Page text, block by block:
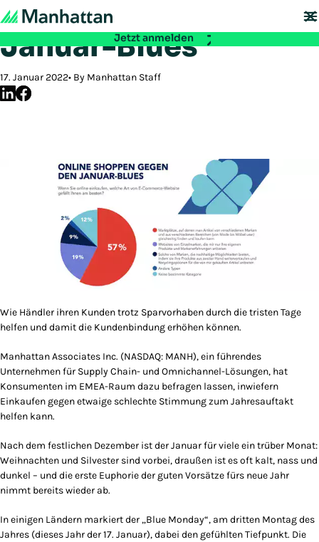
Jetzt anmelden
Shoppen gegen den
Januar-Blues
17. Januar 2022 By Manhattan Staff
Wie Händler ihren Kunden trotz Sparvorhaben durch die tristen Tage
helfen und damit die Kundenbindung erhöhen können.
Manhattan Associates Inc. (NASDAQ: MANH), ein führendes
Unternehmen für Supply Chain- und Omnichannel-Lösungen, hat
Konsumenten im EMEA-Raum dazu befragen lassen, inwiefern
Einkaufen gegen etwaige schlechte Stimmung zum Jahresauftakt
helfen kann.
Nach dem festlichen Dezember ist der Januar für viele ein trüber Monat:
Weihnachten und Silvester sind vorbei, draußen ist es oft kalt, nass und
dunkel – und die erste Euphorie der guten Vorsätze fürs neue Jahr
nimmt bereits wieder ab.
In einigen Ländern markiert der „Blue Monday“, am dritten Montag des
Jahres (dieses Jahr der 17. Januar), dabei den gefühlten Tiefpunkt. Die